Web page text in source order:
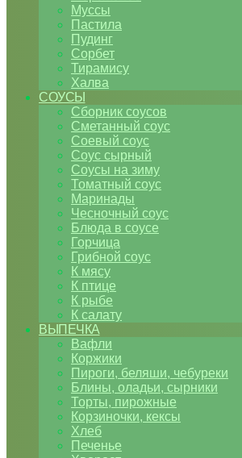
Муссы
Пастила
Пудинг
Сорбет
Тирамису
Халва
СОУСЫ
Сборник соусов
Сметанный соус
Соевый соус
Соус сырный
Соусы на зиму
Томатный соус
Маринады
Чесночный соус
Блюда в соусе
Горчица
Грибной соус
К мясу
К птице
К рыбе
К салату
ВЫПЕЧКА
Вафли
Коржики
Пироги, беляши, чебуреки
Блины, оладьи, сырники
Торты, пирожные
Корзиночки, кексы
Хлеб
Печенье